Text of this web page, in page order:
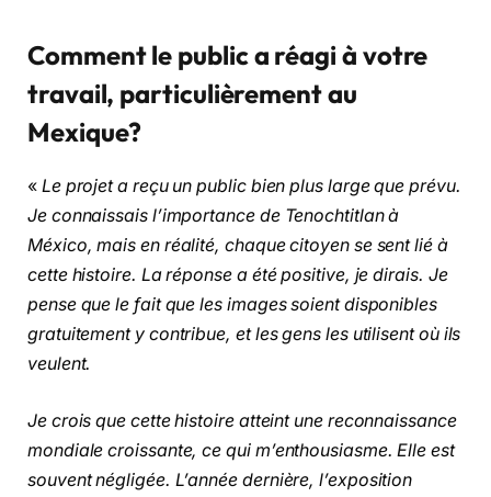
Comment le public a réagi à votre
travail, particulièrement au
Mexique?
« Le projet a reçu un public bien plus large que prévu.
Je connaissais l’importance de Tenochtitlan à
México, mais en réalité, chaque citoyen se sent lié à
cette histoire. La réponse a été positive, je dirais. Je
pense que le fait que les images soient disponibles
gratuitement y contribue, et les gens les utilisent où ils
veulent.
Je crois que cette histoire atteint une reconnaissance
mondiale croissante, ce qui m’enthousiasme. Elle est
souvent négligée. L’année dernière, l’exposition